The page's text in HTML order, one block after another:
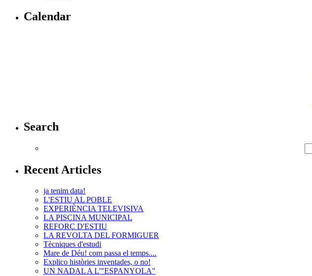
Calendar
Search
Recent Articles
ja tenim data!
L'ESTIU AL POBLE
EXPERIÈNCIA TELEVISIVA
LA PISCINA MUNICIPAL
REFORÇ D'ESTIU
LA REVOLTA DEL FORMIGUER
Tècniques d'estudi
Mare de Déu! com passa el temps....
Explico històries inventades, o no!
UN NADAL A L'"ESPANYOLA"